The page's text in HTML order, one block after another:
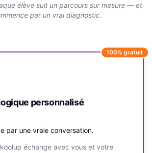
élève suit un parcours sur mesure — et
par un vrai diagnostic.
100% gratuit
personnalisé
par une vraie conversation.
échange avec vous et votre